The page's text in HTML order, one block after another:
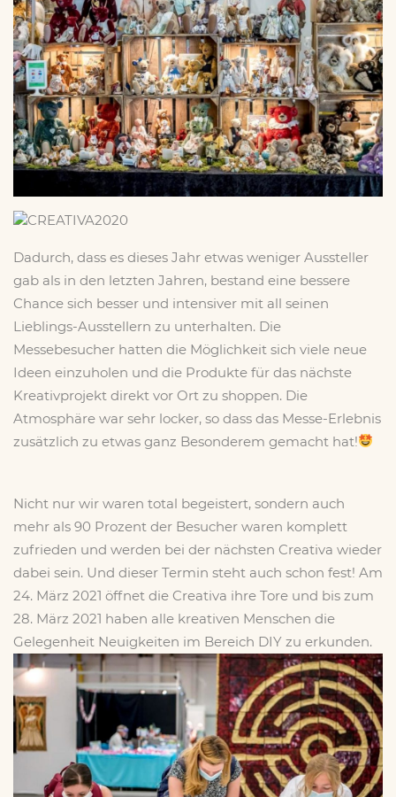
x
Dadurch, dass es dieses Jahr etwas weniger Aussteller
gab als in den letzten Jahren, bestand eine bessere
Chance sich besser und intensiver mit all seinen
Lieblings-Ausstellern zu unterhalten. Die
Messebesucher hatten die Möglichkeit sich viele neue
Ideen einzuholen und die Produkte für das nächste
Kreativprojekt direkt vor Ort zu shoppen. Die
Atmosphäre war sehr locker, so dass das Messe-Erlebnis
zusätzlich zu etwas ganz Besonderem gemacht hat!
Nicht nur wir waren total begeistert, sondern auch
mehr als 90 Prozent der Besucher waren komplett
zufrieden und werden bei der nächsten Creativa wieder
dabei sein. Und dieser Termin steht auch schon fest! Am
24. März 2021 öffnet die Creativa ihre Tore und bis zum
28. März 2021 haben alle kreativen Menschen die
Gelegenheit Neuigkeiten im Bereich DIY zu erkunden.